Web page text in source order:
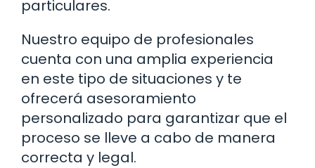
particulares.
Nuestro equipo de profesionales
cuenta con una amplia experiencia
en este tipo de situaciones y te
ofrecerá asesoramiento
personalizado para garantizar que el
proceso se lleve a cabo de manera
correcta y legal.